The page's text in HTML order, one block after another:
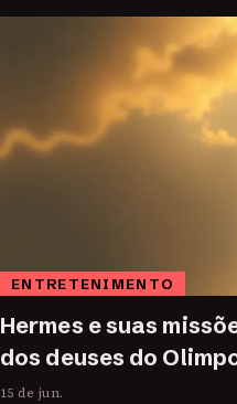
ENTRETENIMENTO
Hermes e suas
dos deuses do
15 de jun.